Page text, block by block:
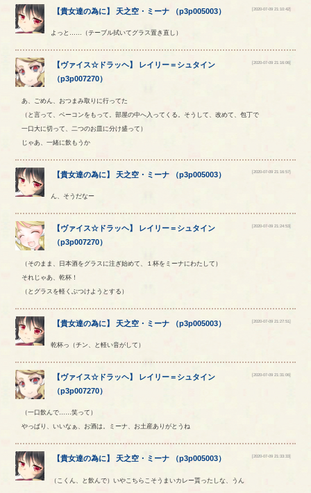
【貴女達の為に 】 天之空 ・ ミーナ （p3p005003） [2020-07-09 21:10:42]
よっと……（テーブル拭いてグラス置き直し）
【ヴァイス☆ドラッヘ】 レイリー＝ シュタイン
（p3p007270）
[2020-07-09 21:16:06]
あ、ごめん、おつまみ取りに行ってた
（と言って、ベーコンをもって。部屋の中へ入ってくる。そうして、改めて、包丁で
一口大に切って、二つのお皿に分け盛って）
じゃあ、一緒に飲もうか
【貴女達の為に】天之空 ・ ミーナ （p3p005003） [2020-07-09 21:16:57]
ん、そうだなー
【ヴァイス☆ドラッヘ】 レイリー＝ シュタイン
（p3p007270）
[2020-07-09 21:24:53]
（そのまま、日本酒をグラスに注ぎ始めて、１杯をミーナにわたして）
それじゃあ、乾杯！
（とグラスを軽くぶつけようとする）
【貴女達の為に】天之空 ・ ミーナ （p3p005003） [2020-07-09 21:27:51]
乾杯っ（チン、と軽い音がして）
【ヴァイス☆ドラッヘ】 レイリー＝ シュタイン
（p3p007270）
[2020-07-09 21:31:06]
（一口飲んで……笑って）
やっぱり、いいなぁ、お酒は。ミーナ、お土産ありがとうね
【貴女達の為に 】 天之空 ・ ミーナ （p3p005003） [2020-07-09 21:33:33]
（こくん、と飲んで）いやこちらこそうまいカレー貰ったしな、うん